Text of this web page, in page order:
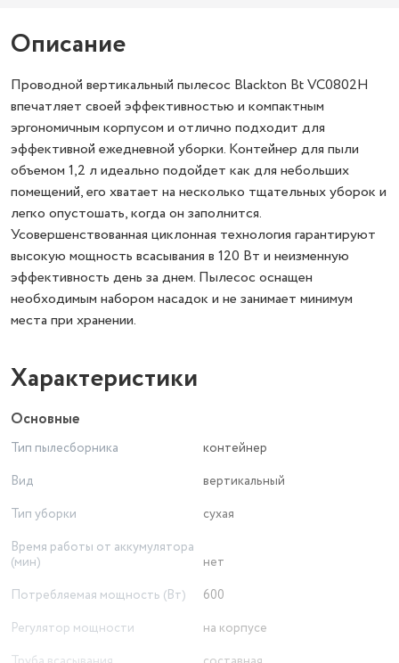
Описание
Проводной вертикальный пылесос Blackton Bt VC0802H
впечатляет своей эффективностью и компактным
эргономичным корпусом и отлично подходит для
эффективной ежедневной уборки. Контейнер для пыли
объемом 1,2 л идеально подойдет как для небольших
помещений, его хватает на несколько тщательных уборок и
легко опустошать, когда он заполнится.
Усовершенствованная циклонная технология гарантируют
высокую мощность всасывания в 120 Вт и неизменную
эффективность день за днем. Пылесос оснащен
необходимым набором насадок и не занимает минимум
места при хранении.
Характеристики
Основные
Тип пылесборника
контейнер
Вид
вертикальный
Тип уборки
сухая
Время работы от аккумулятора
(мин)
нет
Потребляемая мощность (Вт)
600
Регулятор мощности
на корпусе